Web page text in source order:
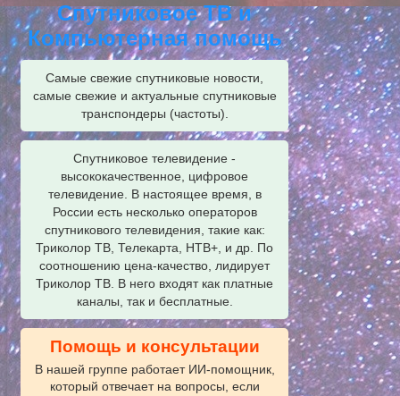
Спутниковое ТВ и
Компьютерная помощь
Самые свежие спутниковые новости,
самые свежие и актуальные спутниковые
транспондеры (частоты).
Спутниковое телевидение -
высококачественное, цифровое
телевидение. В настоящее время, в
России есть несколько операторов
спутникового телевидения, такие как:
Триколор ТВ, Телекарта, НТВ+, и др. По
соотношению цена-качество, лидирует
Триколор ТВ. В него входят как платные
каналы, так и бесплатные.
Помощь и консультации
В нашей группе работает ИИ‑помощник,
который отвечает на вопросы, если